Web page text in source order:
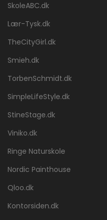
SkoleABC.dk
Lær-Tysk.dk
TheCityGirl.dk
Smieh.dk
TorbenSchmidt.dk
SimpleLifeStyle.dk
StineStage.dk
Viniko.dk
Ringe Naturskole
Nordic Painthouse
Qloo.dk
Kontorsiden.dk